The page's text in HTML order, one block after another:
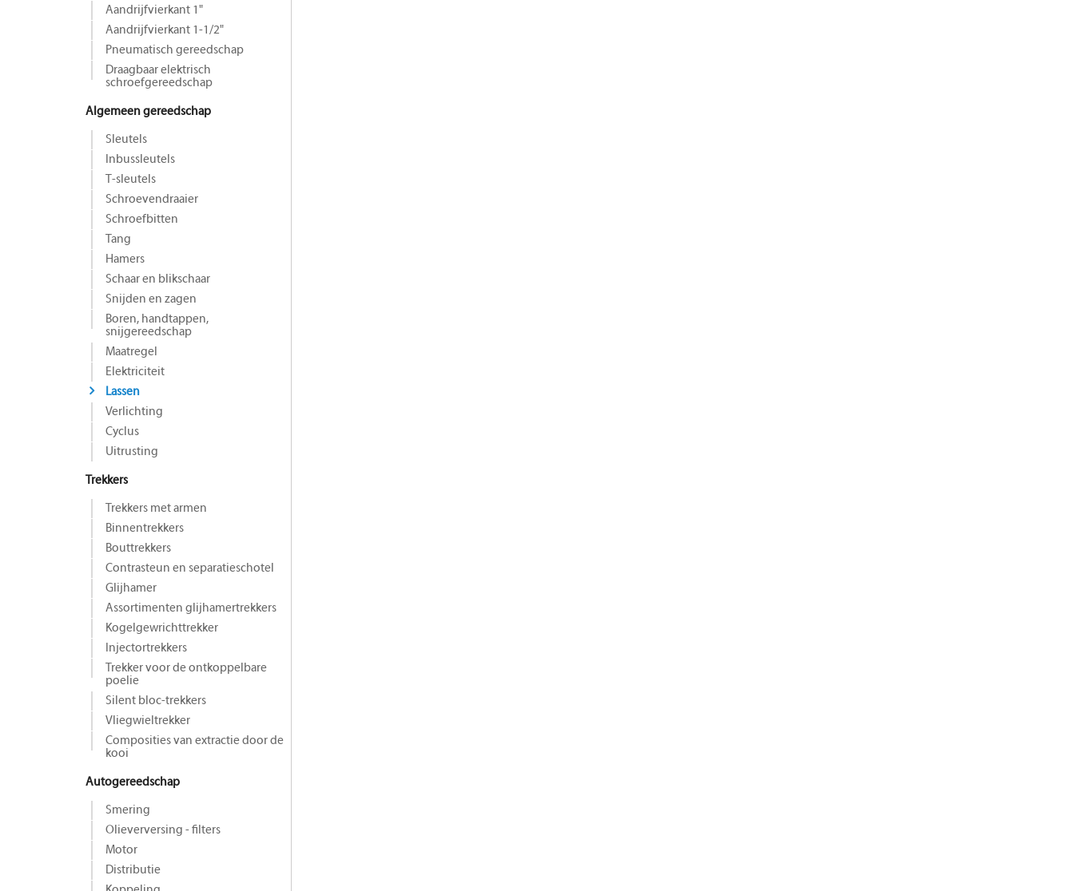
Aandrijfvierkant 1"
Aandrijfvierkant 1-1/2"
Pneumatisch gereedschap
Draagbaar elektrisch
schroefgereedschap
Algemeen gereedschap
Sleutels
Inbussleutels
T-sleutels
Schroevendraaier
Schroefbitten
Tang
Hamers
Schaar en blikschaar
Snijden en zagen
Boren, handtappen,
snijgereedschap
Maat­regel
Elektriciteit
Lassen
Verlichting
Cyclus
Uitrusting
Trekkers
Trekkers met armen
Binnentrekkers
Bouttrekkers
Contrasteun en separatieschotel
Glijhamer
Assortimenten glijhamertrekkers
Kogelgewrichttrekker
Injectortrekkers
Trekker voor de ontkoppelbare
poelie
Silent bloc-trekkers
Vliegwieltrekker
Composities van extractie door de
kooi
Autogereedschap
Smering
Olieverversing - filters
Motor
Distributie